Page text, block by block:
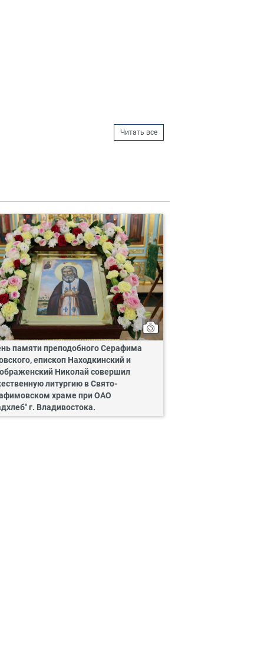
Читать все
памяти преподобного Серафима
епископ Находкинский и
Николай совершил
литургию в Свято-
храме при ОАО
г. Владивостока.